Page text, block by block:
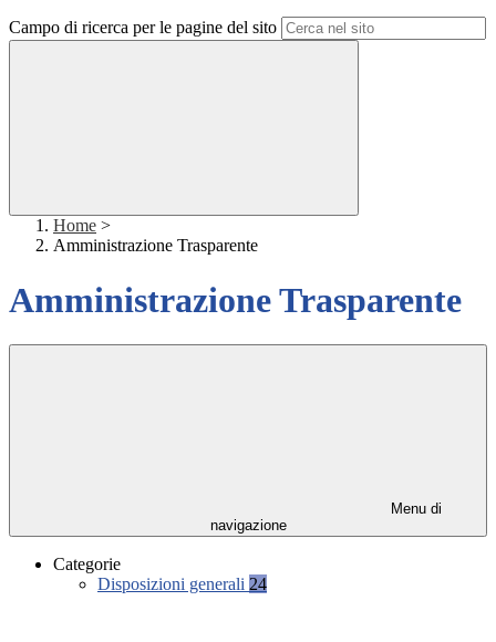
Campo di ricerca per le pagine del sito
Home >
Amministrazione Trasparente
Amministrazione Trasparente
Menu di
navigazione
Categorie
Disposizioni generali 24